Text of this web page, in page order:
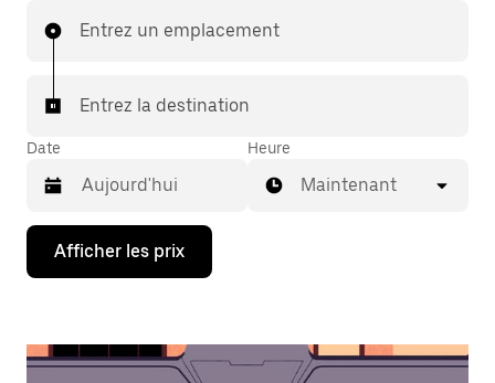
Entrez un emplacement
Entrez la destination
Date
Appuyez
la
bas
Heure
Maintenant
Afficher les prix